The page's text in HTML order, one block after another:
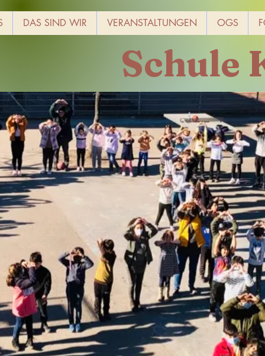
DAS SIND WIR VERANSTALTUNGEN OGS
Schule